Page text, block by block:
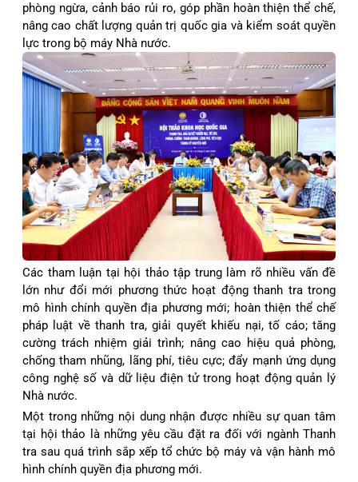
phòng ngừa, cảnh báo rủi ro, góp phần hoàn thiện thể chế,
nâng cao chất lượng quản trị quốc gia và kiểm soát quyền
lực trong bộ máy Nhà nước.
Các tham luận tại hội thảo tập trung làm rõ nhiều vấn đề
lớn như đổi mới phương thức hoạt động thanh tra trong
mô hình chính quyền địa phương mới; hoàn thiện thể chế
pháp luật về thanh tra, giải quyết khiếu nại, tố cáo; tăng
cường trách nhiệm giải trình; nâng cao hiệu quả phòng,
chống tham nhũng, lãng phí, tiêu cực; đẩy mạnh ứng dụng
công nghệ số và dữ liệu điện tử trong hoạt động quản lý
Nhà nước.
Một trong những nội dung nhận được nhiều sự quan tâm
tại hội thảo là những yêu cầu đặt ra đối với ngành Thanh
tra sau quá trình sắp xếp tổ chức bộ máy và vận hành mô
hình chính quyền địa phương mới.